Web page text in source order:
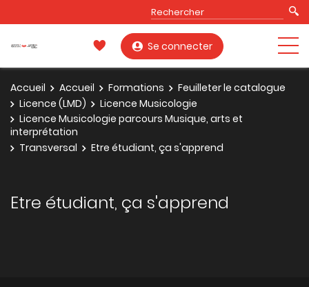
Se connecter
Accueil Accueil Formations
Feuilleter le catalogue
Licence (LMD)
Licence Musicologie
Licence Musicologie parcours Musique, arts et
interprétation
Transversal
Etre étudiant, ça s'apprend
Etre étudiant, ça s'apprend